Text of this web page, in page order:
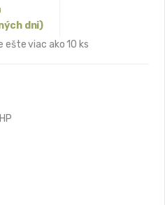
dni)
ešte viac ako 10 ks